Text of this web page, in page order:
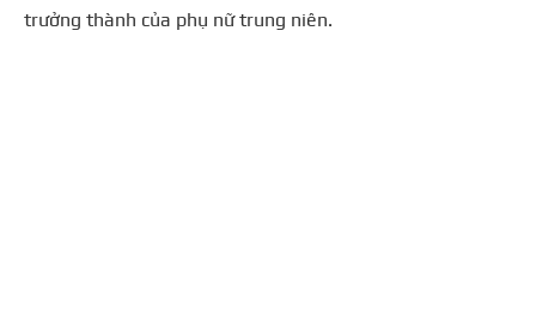
trưởng thành của phụ nữ trung niên.